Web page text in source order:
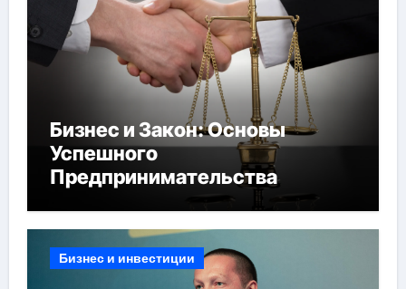
Бизнес и Закон: Основы
Успешного
Предпринимательства
Бизнес и инвестиции